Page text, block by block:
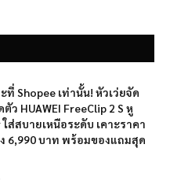
ที่ Shopee เท่านั้น! หัวเว่ยจัด
ว HUAWEI FreeClip 2 S หู
ส่สบายเหนือระดับ เคาะราคา
6,990 บาท พร้อมของแถมสุด